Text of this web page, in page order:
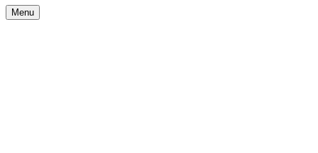
Menu